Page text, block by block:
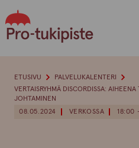
to
content
08.05.2024 VERKOSSA 18:00
ETUSIVU
PALVELUKALENTERI
VERTAISRYHMÄ DISCORDISSA:
JOHTAMINEN